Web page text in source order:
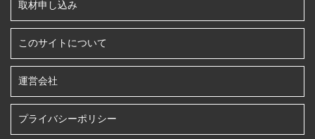
取材申し込み
このサイトについて
運営会社
プライバシーポリシー